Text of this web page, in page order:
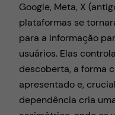
Google, Meta, X
plataformas se
para a informação
usuários. Elas
descoberta, a forma
apresentado e,
dependência cria